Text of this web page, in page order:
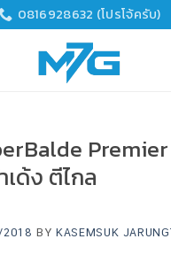
0816928632 (โปรโจ้ครับ)
ด้ง ตีไกล
BYKASEMSUK